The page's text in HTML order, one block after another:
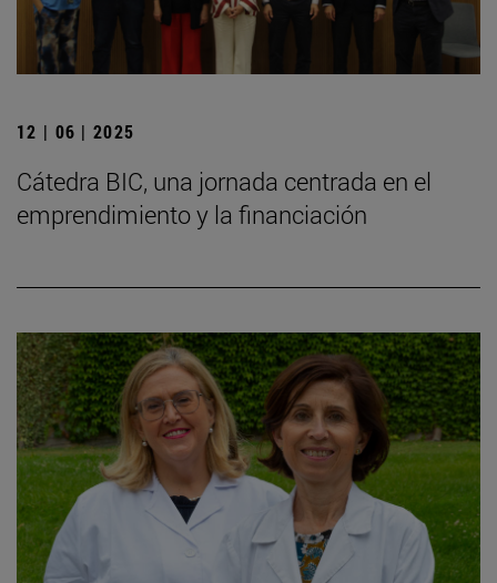
12 | 06 | 2025
Cátedra BIC, una jornada centrada en el
emprendimiento y la financiación